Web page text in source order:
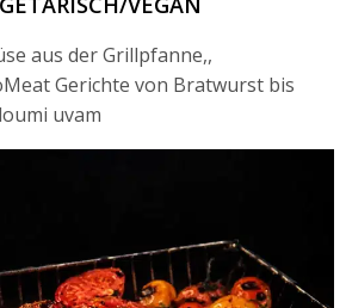
aus der Grillpfanne,,
Gerichte von Bratwurst bis
uvam